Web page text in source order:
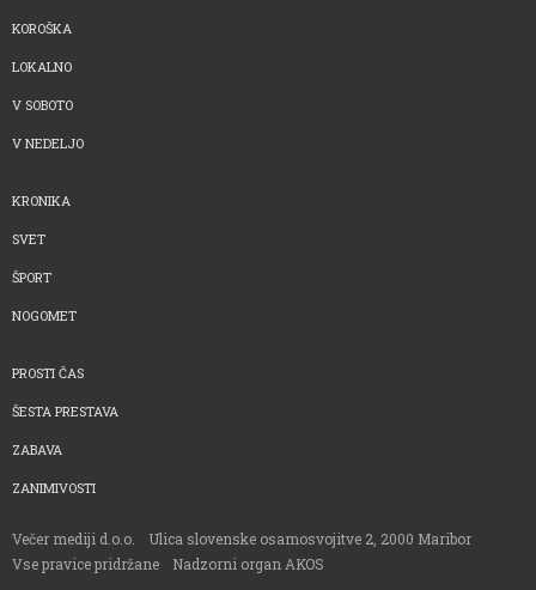
KOROŠKA
LOKALNO
V SOBOTO
V NEDELJO
KRONIKA
SVET
ŠPORT
NOGOMET
PROSTI ČAS
ŠESTA PRESTAVA
ZABAVA
ZANIMIVOSTI
Večer mediji d.o.o.
Ulica slovenske osamosvojitve 2, 2000 Maribor
Vse pravice pridržane
Nadzorni organ AKOS